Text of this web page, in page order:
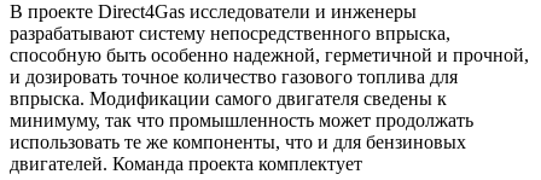
В проекте Direct4Gas исследователи и инженеры
разрабатывают систему непосредственного впрыска,
способную быть особенно надежной, герметичной и прочной,
и дозировать точное количество газового топлива для
впрыска. Модификации самого двигателя сведены к
минимуму, так что промышленность может продолжать
использовать те же компоненты, что и для бензиновых
двигателей. Команда проекта комплектует